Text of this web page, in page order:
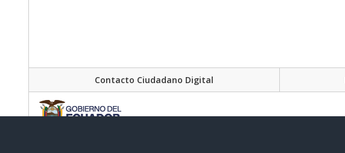
Contacto Ciudadano Digital